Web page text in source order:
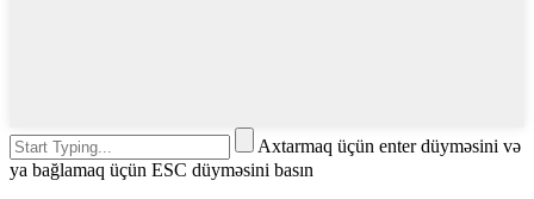
Axtarmaq üçün enter düyməsini və
ya bağlamaq üçün ESC düyməsini basın